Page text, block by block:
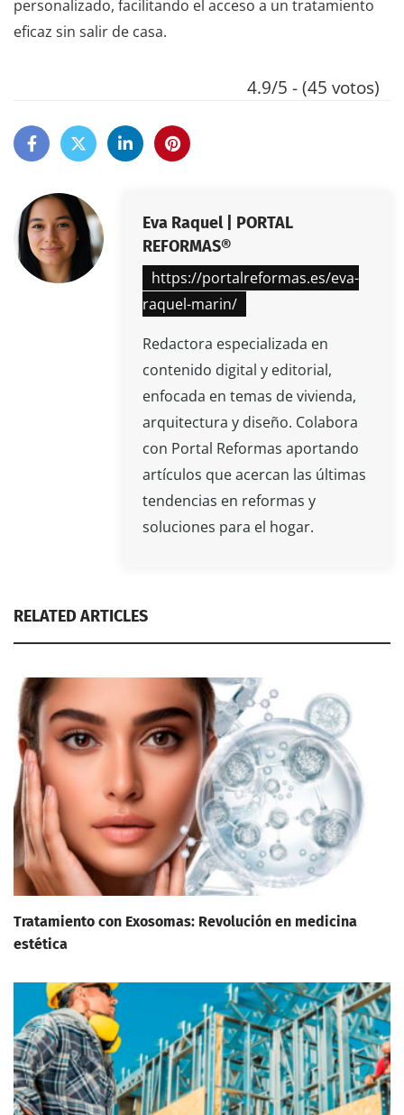
personalizado, facilitando el acceso a un tratamiento
eficaz sin salir de casa.
4.9/5 - (45 votos)
Eva Raquel | PORTAL
REFORMAS®
https://portalreformas.es/eva-
raquel-marin/
Redactora especializada en
contenido digital y editorial,
enfocada en temas de vivienda,
arquitectura y diseño. Colabora
con Portal Reformas aportando
artículos que acercan las últimas
tendencias en reformas y
soluciones para el hogar.
RELATED ARTICLES
Tratamiento con Exosomas: Revolución en medicina
estética